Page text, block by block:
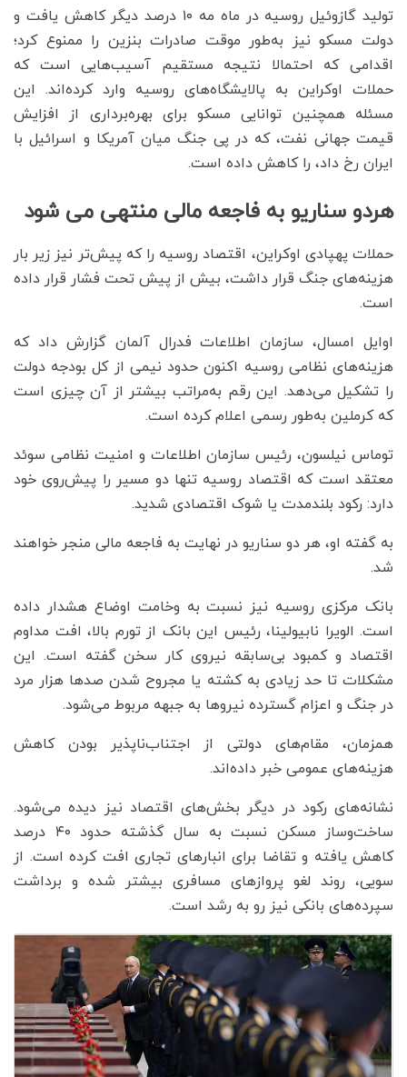
تولید گازوئیل روسیه در ماه مه ۱۰ درصد دیگر کاهش یافت و
دولت مسکو نیز به‌طور موقت صادرات بنزین را ممنوع کرد؛
اقدامی که احتمالا نتیجه مستقیم آسیب‌هایی است که
حملات اوکراین به پالایشگاه‌های روسیه وارد کرده‌اند. این
مسئله همچنین توانایی مسکو برای بهره‌برداری از افزایش
قیمت جهانی نفت، که در پی جنگ میان آمریکا و اسرائیل با
ایران رخ داد، را کاهش داده است.
هردو سناریو به فاجعه مالی منتهی می شود
حملات پهپادی اوکراین، اقتصاد روسیه را که پیش‌تر نیز زیر بار
هزینه‌های جنگ قرار داشت، بیش از پیش تحت فشار قرار داده
است.
اوایل امسال، سازمان اطلاعات فدرال آلمان گزارش داد که
هزینه‌های نظامی روسیه اکنون حدود نیمی از کل بودجه دولت
را تشکیل می‌دهد. این رقم به‌مراتب بیشتر از آن چیزی است
که کرملین به‌طور رسمی اعلام کرده است.
توماس نیلسون، رئیس سازمان اطلاعات و امنیت نظامی سوئد
معتقد است که اقتصاد روسیه تنها دو مسیر را پیش‌روی خود
دارد: رکود بلندمدت یا شوک اقتصادی شدید.
به گفته او، هر دو سناریو در نهایت به فاجعه مالی منجر خواهند
شد.
بانک مرکزی روسیه نیز نسبت به وخامت اوضاع هشدار داده
است. الویرا نابیولینا، رئیس این بانک از تورم بالا، افت مداوم
اقتصاد و کمبود بی‌سابقه نیروی کار سخن گفته است. این
مشکلات تا حد زیادی به کشته یا مجروح شدن صدها هزار مرد
در جنگ و اعزام گسترده نیروها به جبهه مربوط می‌شود.
همزمان، مقام‌های دولتی از اجتناب‌ناپذیر بودن کاهش
هزینه‌های عمومی خبر داده‌اند.
نشانه‌های رکود در دیگر بخش‌های اقتصاد نیز دیده می‌شود.
ساخت‌وساز مسکن نسبت به سال گذشته حدود ۴۰ درصد
کاهش یافته و تقاضا برای انبارهای تجاری افت کرده است. از
سویی، روند لغو پروازهای مسافری بیشتر شده و برداشت
سپرده‌های بانکی نیز رو به رشد است.